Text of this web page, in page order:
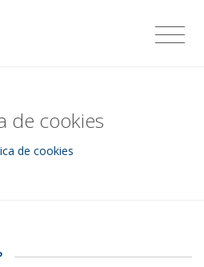
de cookies
de cookies